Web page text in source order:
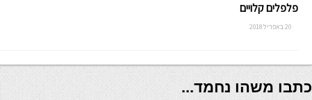
פלפלים קלויים
20 באפריל 2018
כתבו משהו נחמד...